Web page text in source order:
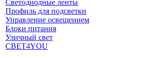
Светодиодные ленты
Профиль для подсветки
Управление освещением
Блоки питания
Уличный свет
СВЕТ4YOU